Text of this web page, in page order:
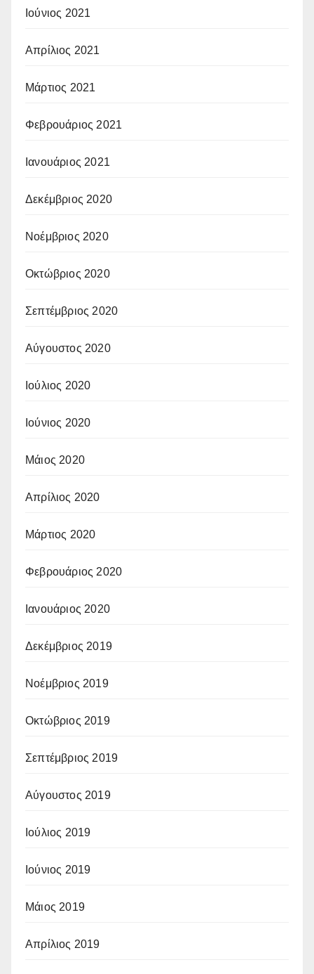
Ιούνιος 2021
Απρίλιος 2021
Μάρτιος 2021
Φεβρουάριος 2021
Ιανουάριος 2021
Δεκέμβριος 2020
Νοέμβριος 2020
Οκτώβριος 2020
Σεπτέμβριος 2020
Αύγουστος 2020
Ιούλιος 2020
Ιούνιος 2020
Μάιος 2020
Απρίλιος 2020
Μάρτιος 2020
Φεβρουάριος 2020
Ιανουάριος 2020
Δεκέμβριος 2019
Νοέμβριος 2019
Οκτώβριος 2019
Σεπτέμβριος 2019
Αύγουστος 2019
Ιούλιος 2019
Ιούνιος 2019
Μάιος 2019
Απρίλιος 2019